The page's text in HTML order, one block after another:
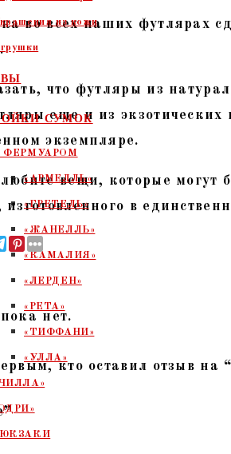
из кожи
СУМОК
ФЕРМУАРОМ
«АРМЕЛЛЬ»
«ГРЕТЕЛЬ»
«ЖАНЕЛЛЬ»
«КАМАЛИЯ»
«ЛЕРДЕН»
«РЕТА»
«ТИФФАНИ»
«УЛЛА»
во всех наших футлярах
что футляры из
еще и из
экземпляре.
вещи, которые могут
изготовленного в
нет.
кто оставил отзыв